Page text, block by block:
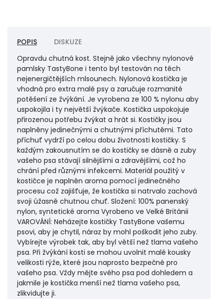
POPIS
DISKUZE
Opravdu chutná kost. Stejně jako všechny nylonové
pamlsky TastyBone i tento byl testován na těch
nejenergičtějších mlsounech. Nylonová kostička je
vhodná pro extra malé psy a zaručuje rozmanité
potěšení ze žvýkání. Je vyrobena ze 100 % nylonu aby
uspokojila i ty největší žvýkače. Kostička uspokojuje
přirozenou potřebu žvýkat a hrát si. Kostičky jsou
naplněny jedinečnými a chutnými příchutěmi. Tato
příchuť vydrží po celou dobu životnosti kostičky. S
každým zakousnutím se do kostičky se dásně a zuby
vašeho psa stávají silnějšími a zdravějšími, což ho
chrání před různými infekcemi. Materiál použitý v
kostičce je naplněn aroma pomocí jedinečného
procesu což zajišťuje, že kostička si natrvalo zachová
svoji úžasně chutnou chuť. Složení: 100% panenský
nylon, syntetické aroma Vyrobeno ve Velké Británii
VAROVÁNÍ: Neházejte kostičky TastyBone vašemu
psovi, aby je chytil, náraz by mohl poškodit jeho zuby.
Vybírejte výrobek tak, aby byl větší než tlama vašeho
psa. Při žvýkání kosti se mohou uvolnit malé kousky
velikosti rýže, které jsou naprosto bezpečné pro
vašeho psa. Vždy mějte svého psa pod dohledem a
jakmile je kostička menší než tlama vašeho psa,
zlikvidujte ji.